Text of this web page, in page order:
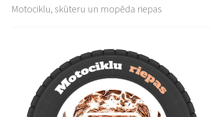
Motociklu, skūteru un mopēda riepas